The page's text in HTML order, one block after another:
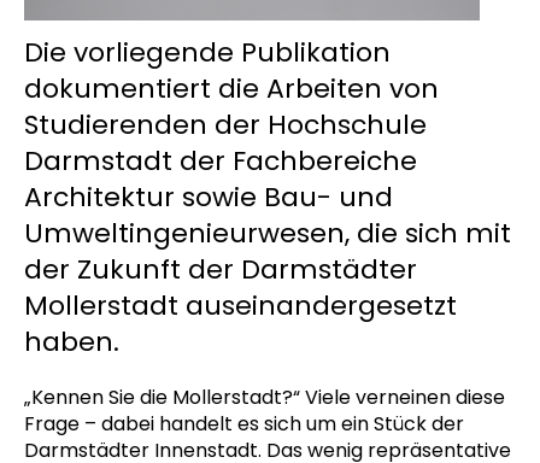
Die vorliegende Publikation
dokumentiert die Arbeiten von
Studierenden der Hochschule
Darmstadt der Fachbereiche
Architektur sowie Bau- und
Umweltingenieurwesen, die sich mit
der Zukunft der Darmstädter
Mollerstadt auseinandergesetzt
haben.
„Kennen Sie die Mollerstadt?“ Viele verneinen diese
Frage – dabei handelt es sich um ein Stück der
Darmstädter Innenstadt. Das wenig repräsentative